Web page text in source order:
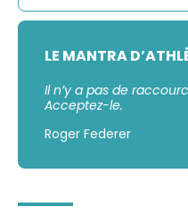
LE MANTRA
Il n’y a pas de
Acceptez-le.
Roger Federer